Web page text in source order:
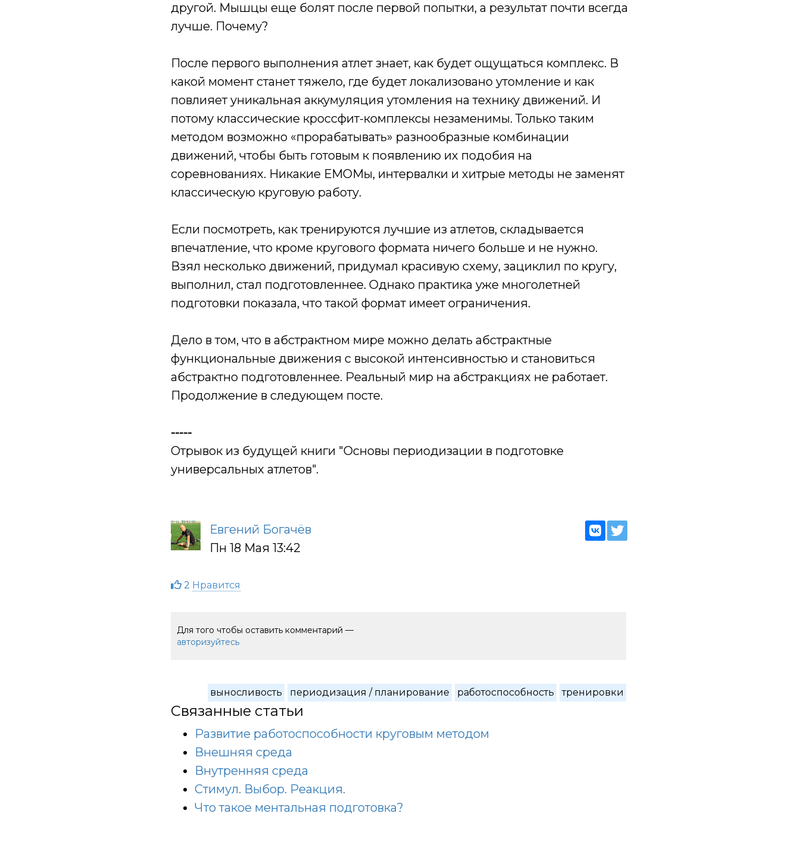
другой. Мышцы еще болят после первой попытки, а результат почти всегда
лучше. Почему?
После первого выполнения атлет знает, как будет ощущаться комплекс. В
какой момент станет тяжело, где будет локализовано утомление и как
повлияет уникальная аккумуляция утомления на технику движений. И
потому классические кроссфит-комплексы незаменимы. Только таким
методом возможно «прорабатывать» разнообразные комбинации
движений, чтобы быть готовым к появлению их подобия на
соревнованиях. Никакие ЕМОМы, интервалки и хитрые методы не заменят
классическую круговую работу.
Если посмотреть, как тренируются лучшие из атлетов, складывается
впечатление, что кроме кругового формата ничего больше и не нужно.
Взял несколько движений, придумал красивую схему, зациклил по кругу,
выполнил, стал подготовленнее. Однако практика уже многолетней
подготовки показала, что такой формат имеет ограничения.
Дело в том, что в абстрактном мире можно делать абстрактные
функциональные движения с высокой интенсивностью и становиться
абстрактно подготовленнее. Реальный мир на абстракциях не работает.
Продолжение в следующем посте.
-----
Отрывок из будущей книги "Основы периодизации в подготовке
универсальных атлетов".
Евгений Богачёв
Пн 18 Мая 13:42
2 Нравится
Для того чтобы оставить комментарий —
авторизуйтесь
выносливость периодизация / планирование работоспособность тренировки
Связанные статьи
Развитие работоспособности круговым методом
Внешняя среда
Внутренняя среда
Стимул. Выбор. Реакция.
Что такое ментальная подготовка?